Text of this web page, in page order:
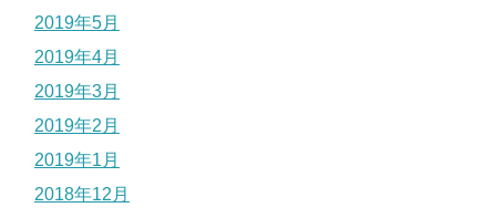
2019年5月
2019年4月
2019年3月
2019年2月
2019年1月
2018年12月